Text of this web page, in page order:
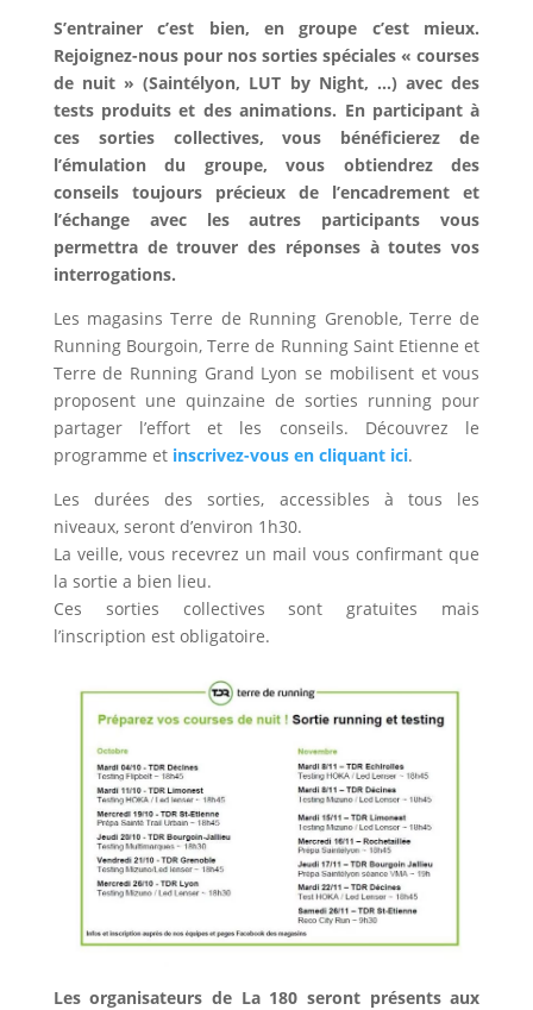
S’entrainer c’est bien, en groupe c’est mieux.
Rejoignez-nous pour nos sorties spéciales « courses
de nuit » (Saintélyon, LUT by Night, …) avec des
tests produits et des animations. En participant à
ces sorties collectives, vous bénéficierez de
l’émulation du groupe, vous obtiendrez des
conseils toujours précieux de l’encadrement et
l’échange avec les autres participants vous
permettra de trouver des réponses à toutes vos
interrogations.
Les magasins Terre de Running Grenoble, Terre de
Running Bourgoin, Terre de Running Saint Etienne et
Terre de Running Grand Lyon se mobilisent et vous
proposent une quinzaine de sorties running pour
partager l’effort et les conseils. Découvrez le
programme et inscrivez-vous en cliquant ici.
Les durées des sorties, accessibles à tous les
niveaux, seront d’environ 1h30.
La veille, vous recevrez un mail vous confirmant que
la sortie a bien lieu.
Ces sorties collectives sont gratuites mais
l’inscription est obligatoire.
Les organisateurs de La 180 seront présents aux